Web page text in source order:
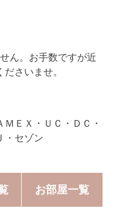
ん。お手数ですが近
さいませ。
ＭＥＸ・ＵＣ・ＤＣ・
・セゾン
お部屋一覧